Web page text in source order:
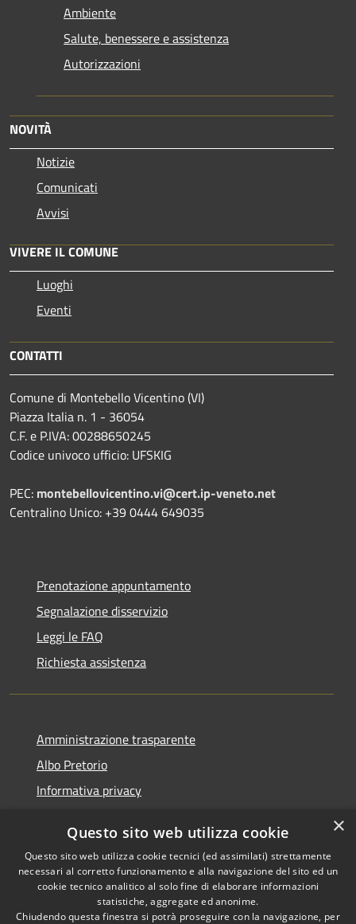
Ambiente
Salute, benessere e assistenza
Autorizzazioni
NOVITÀ
Notizie
Comunicati
Avvisi
VIVERE IL COMUNE
Luoghi
Eventi
CONTATTI
Comune di Montebello Vicentino (VI)
Piazza Italia n. 1 - 36054
C.F. e P.IVA: 00288650245
Codice univoco ufficio: UFSKIG
PEC: montebellovicentino.vi@cert.ip-veneto.net
Centralino Unico: +39 0444 649035
Prenotazione appuntamento
Segnalazione disservizio
Leggi le FAQ
Richiesta assistenza
Amministrazione trasparente
Albo Pretorio
Informativa privacy
Dichiarazione di accessibilità
×
Questo sito web utilizza cookie
Questo sito web utilizza cookie tecnici (ed assimilati) strettamente
necessari al corretto funzionamento e alla navigazione del sito ed un
cookie tecnico analitico al solo fine di elaborare informazioni
statistiche, aggregate ed anonime.
Chiudendo questa finestra si potrà proseguire con la navigazione, per